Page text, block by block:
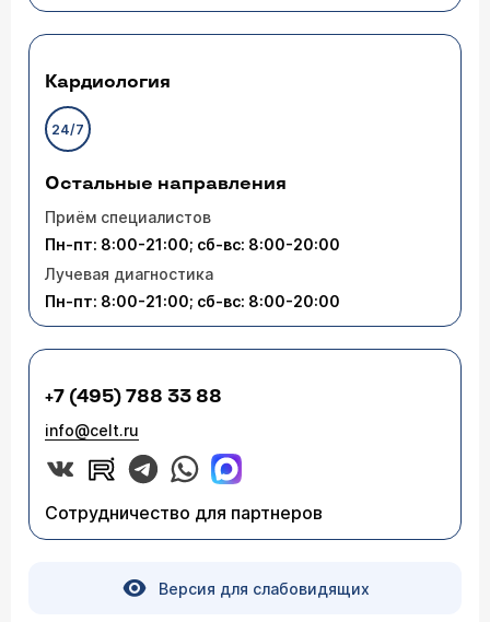
Кардиология
24/7
Остальные направления
Приём специалистов
Пн-пт: 8:00-21:00; сб-вс: 8:00-20:00
Лучевая диагностика
Пн-пт: 8:00-21:00; сб-вс: 8:00-20:00
+7 (495) 788 33 88
info@celt.ru
Сотрудничество для партнеров
Версия для слабовидящих